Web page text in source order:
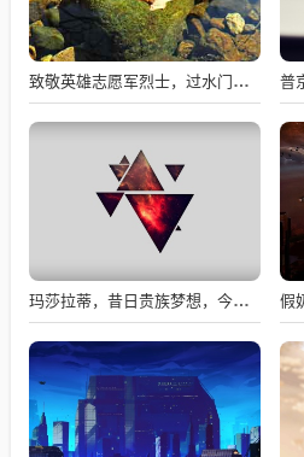
致敬英雄志愿军烈士，过水门仪式展现最高礼遇
玛莎拉蒂，昔日贵族梦想，今日价格亲民触手可及